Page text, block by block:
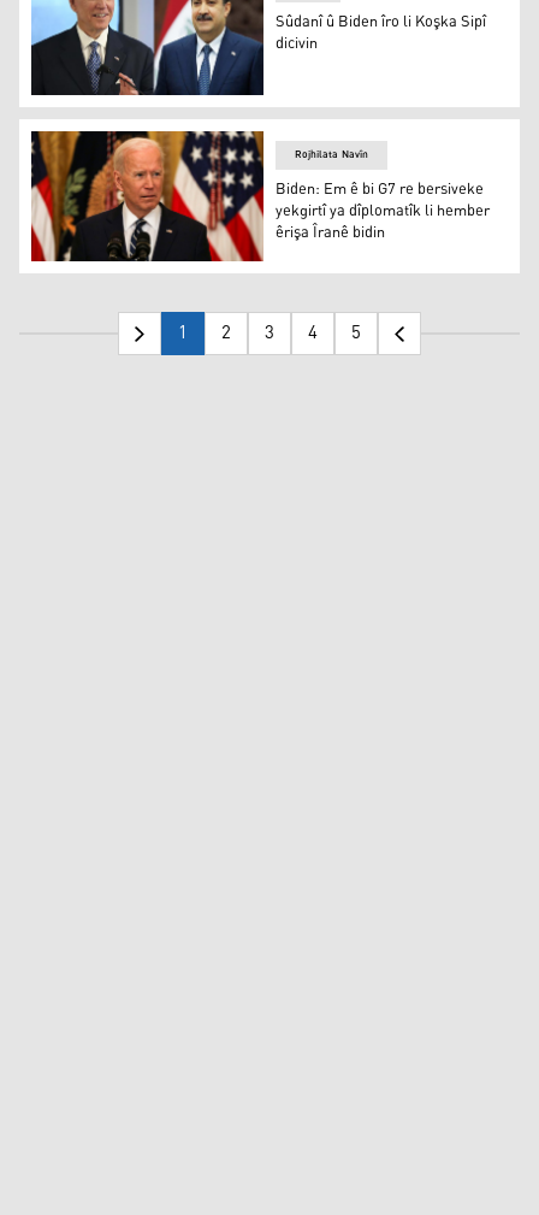
Sûdanî û Biden îro li Koşka Sipî dicivin
Sûdanî û Biden îro li Koşka Sipî
dicivin
Biden: Em ê bi G7 re bersiveke yekgirtî ya dîplomatîk li
Rojhilata Navîn
Biden: Em ê bi G7 re bersiveke
yekgirtî ya dîplomatîk li hember
êrişa Îranê bidin
1 2 3 4 5